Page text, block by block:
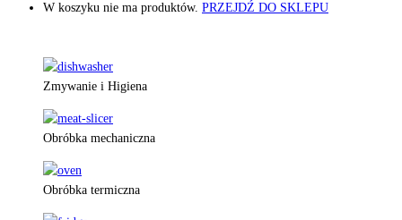
W koszyku nie ma produktów. PRZEJDŹ DO SKLEPU
Zmywanie i Higiena
Obróbka mechaniczna
Obróbka termiczna